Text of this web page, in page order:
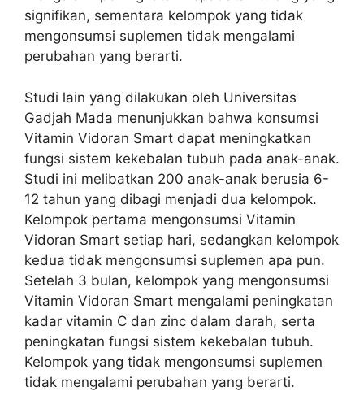
signifikan, sementara kelompok yang tidak
mengonsumsi suplemen tidak mengalami
perubahan yang berarti.
Studi lain yang dilakukan oleh Universitas
Gadjah Mada menunjukkan bahwa konsumsi
Vitamin Vidoran Smart dapat meningkatkan
fungsi sistem kekebalan tubuh pada anak-anak.
Studi ini melibatkan 200 anak-anak berusia 6-
12 tahun yang dibagi menjadi dua kelompok.
Kelompok pertama mengonsumsi Vitamin
Vidoran Smart setiap hari, sedangkan kelompok
kedua tidak mengonsumsi suplemen apa pun.
Setelah 3 bulan, kelompok yang mengonsumsi
Vitamin Vidoran Smart mengalami peningkatan
kadar vitamin C dan zinc dalam darah, serta
peningkatan fungsi sistem kekebalan tubuh.
Kelompok yang tidak mengonsumsi suplemen
tidak mengalami perubahan yang berarti.